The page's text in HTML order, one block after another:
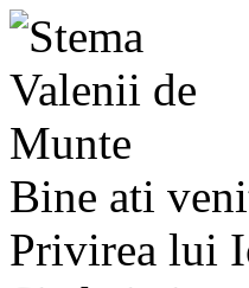
Bine ati
Privirea lui